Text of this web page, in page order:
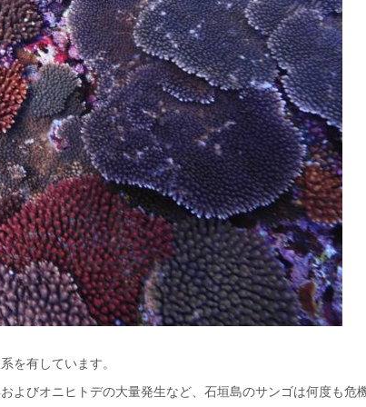
を有しています。
よびオニヒトデの大量発生など、石垣島のサンゴは何度も危